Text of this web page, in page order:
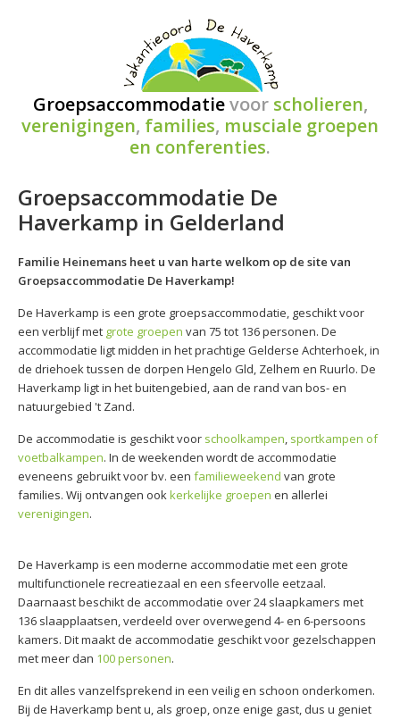
Groepsaccommodatievoor scholieren,
verenigingen, families, musciale groepen
en conferenties.
Groepsaccommodatie De
Haverkamp in Gelderland
Familie Heinemans heet u van harte welkom op de site van
Groepsaccommodatie De Haverkamp!
De Haverkamp is een grote groepsaccommodatie, geschikt voor
een verblijf met grote groepen van 75 tot 136 personen. De
accommodatie ligt midden in het prachtige Gelderse Achterhoek, in
de driehoek tussen de dorpen Hengelo Gld, Zelhem en Ruurlo. De
Haverkamp ligt in het buitengebied, aan de rand van bos- en
natuurgebied 't Zand.
De accommodatie is geschikt voor schoolkampen, sportkampen of
voetbalkampen. In de weekenden wordt de accommodatie
eveneens gebruikt voor bv. een familieweekend van grote
families. Wij ontvangen ookkerkelijke groepen en allerlei
verenigingen.
De Haverkamp is een moderne accommodatie met een grote
multifunctionele recreatiezaal en een sfeervolle eetzaal.
Daarnaast beschikt de accommodatie over 24 slaapkamers met
136 slaapplaatsen, verdeeld over overwegend 4- en 6-persoons
kamers. Dit maakt de accommodatie geschikt voor gezelschappen
met meer dan 100 personen.
En dit alles vanzelfsprekend in een veilig en schoon onderkomen.
Bij de Haverkamp bent u, als groep, onze enige gast, dus u geniet